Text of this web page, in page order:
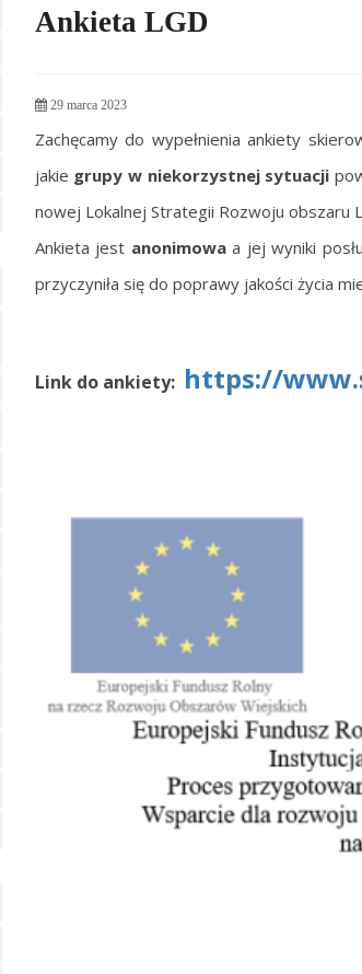
Ankieta LGD
29 marca 2023
Zachęcamy do wypełnienia ankiety
jakie grupy w niekorzystnej sytuacji
nowej Lokalnej Strategii Rozwoju obszaru
Ankieta jest anonimowaa jej wyniki
przyczyniła się do poprawy jakości życia
Link do ankiety: https://